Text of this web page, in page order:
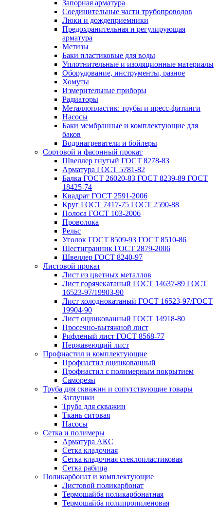
Запорная арматура
Соединительные части трубопроводов
Люки и дождеприемники
Предохранительная и регулирующая
арматура
Метизы
Баки пластиковые для воды
Уплотнительные и изоляционные материалы
Оборудование, инструменты, разное
Хомуты
Измерительные приборы
Радиаторы
Металлопластик: трубы и пресс-фитинги
Насосы
Баки мембранные и комплектующие для
баков
Водонагреватели и бойлеры
Сортовой и фасонный прокат
Швеллер гнутый ГОСТ 8278-83
Арматура ГОСТ 5781-82
Балка ГОСТ 26020-83 ГОСТ 8239-89 ГОСТ
18425-74
Квадрат ГОСТ 2591-2006
Круг ГОСТ 7417-75 ГОСТ 2590-88
Полоса ГОСТ 103-2006
Проволока
Рельс
Уголок ГОСТ 8509-93 ГОСТ 8510-86
Шестигранник ГОСТ 2879-2006
Швеллер ГОСТ 8240-97
Листовой прокат
Лист из цветных металлов
Лист горячекатаный ГОСТ 14637-89 ГОСТ
16523-97/19903-90
Лист холоднокатаный ГОСТ 16523-97/ГОСТ
19904-90
Лист оцинкованный ГОСТ 14918-80
Просечно-вытяжной лист
Рифленый лист ГОСТ 8568-77
Нержавеющий лист
Профнастил и комплектующие
Профнастил оцинкованный
Профнастил с полимерным покрытием
Саморезы
Труба для скважин и сопутствующие товары
Заглушки
Труба для скважин
Ткань ситовая
Насосы
Сетка и полимеры
Арматура АКС
Сетка кладочная
Сетка кладочная стеклопластиковая
Сетка рабица
Поликарбонат и комплектующие
Листовой поликарбонат
Термошайба поликарбонатная
Термошайба полипропиленовая